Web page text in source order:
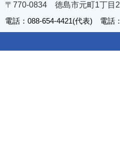
〒770-0834 徳島市元町1丁目
電話：088-654-4421(代表) 電話